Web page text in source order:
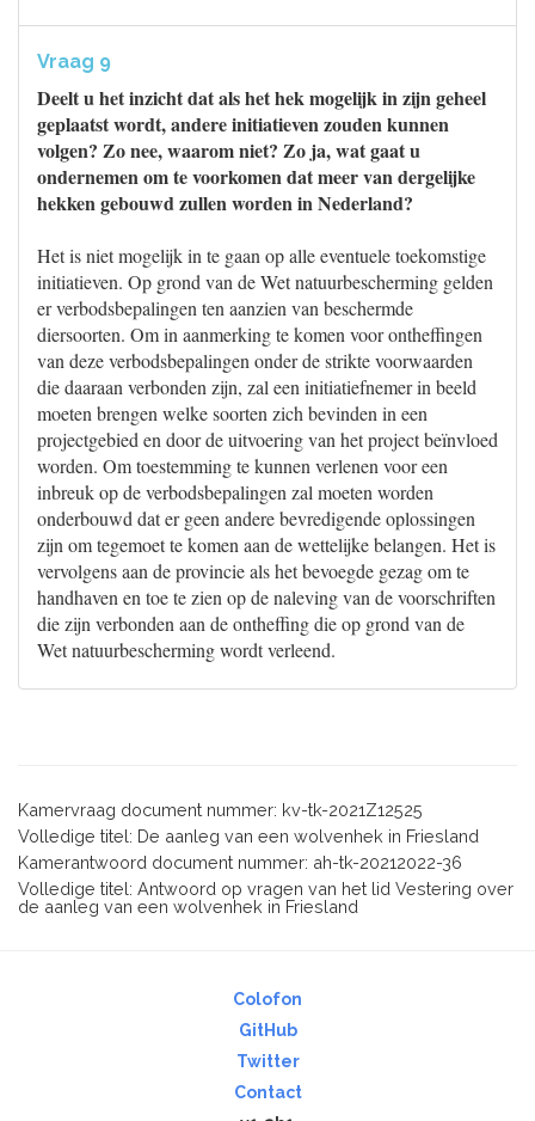
Vraag 9
Deelt u het inzicht dat als het hek mogelijk in zijn geheel
geplaatst wordt, andere initiatieven zouden kunnen
volgen? Zo nee, waarom niet? Zo ja, wat gaat u
ondernemen om te voorkomen dat meer van dergelijke
hekken gebouwd zullen worden in Nederland?
Het is niet mogelijk in te gaan op alle eventuele toekomstige
initiatieven. Op grond van de Wet natuurbescherming gelden
er verbodsbepalingen ten aanzien van beschermde
diersoorten. Om in aanmerking te komen voor ontheffingen
van deze verbodsbepalingen onder de strikte voorwaarden
die daaraan verbonden zijn, zal een initiatiefnemer in beeld
moeten brengen welke soorten zich bevinden in een
projectgebied en door de uitvoering van het project beïnvloed
worden. Om toestemming te kunnen verlenen voor een
inbreuk op de verbodsbepalingen zal moeten worden
onderbouwd dat er geen andere bevredigende oplossingen
zijn om tegemoet te komen aan de wettelijke belangen. Het is
vervolgens aan de provincie als het bevoegde gezag om te
handhaven en toe te zien op de naleving van de voorschriften
die zijn verbonden aan de ontheffing die op grond van de
Wet natuurbescherming wordt verleend.
Kamervraag document nummer: kv-tk-2021Z12525
Volledige titel: De aanleg van een wolvenhek in Friesland
Kamerantwoord document nummer: ah-tk-20212022-36
Volledige titel: Antwoord op vragen van het lid Vestering over
de aanleg van een wolvenhek in Friesland
Colofon
GitHub
Twitter
Contact